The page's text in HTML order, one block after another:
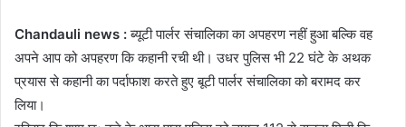
Chandauli news :ब्यूटी पार्लर संचालिका का अपहरण नहीं हुआ बल्कि वह
अपने आप को अपहरण कि कहानी रची थी। उधर पुलिस भी 22 घंटे के अथक
प्रयास से कहानी का पर्दाफाश करते हुए बूटी पार्लर संचालिका को बरामद कर
लिया।